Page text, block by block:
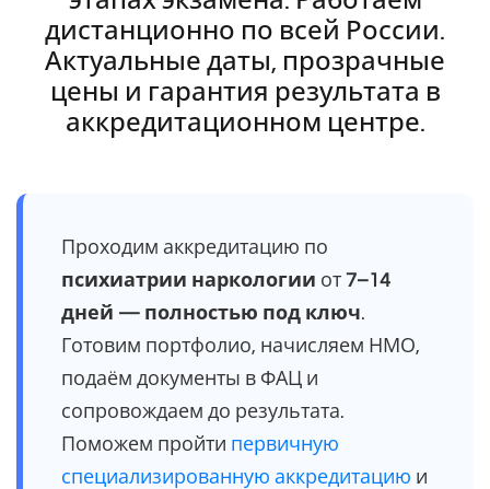
дистанционно по всей России.
Актуальные даты, прозрачные
цены и гарантия результата в
аккредитационном центре.
Проходим аккредитацию по
психиатрии наркологии от 7–14
дней — полностью под ключ.
Готовим портфолио, начисляем НМО,
подаём документы в ФАЦ и
сопровождаем до результата.
Поможем пройти первичную
специализированную аккредитацию и